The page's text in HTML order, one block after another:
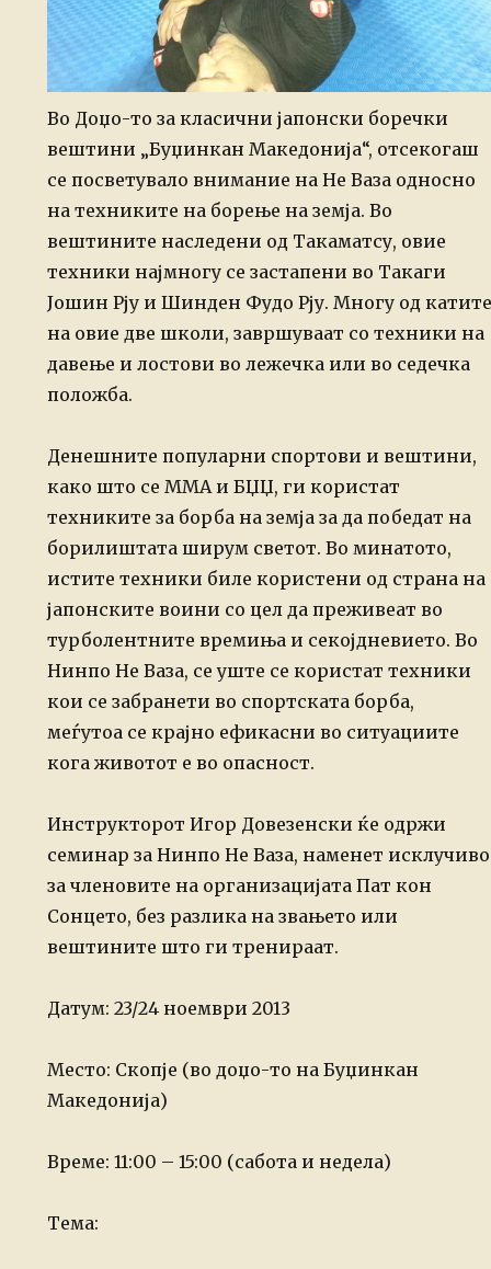
Во Доџо-то за класични јапонски боречки
вештини „Буџинкан Македонија“, отсекогаш
се посветувало внимание на Не Ваза односно
на техниките на борење на земја. Во
вештините наследени од Такаматсу, овие
техники најмногу се застапени во Такаги
Јошин Рју и Шинден Фудо Рју. Многу од катите
на овие две школи, завршуваат со техники на
давење и лостови во лежечка или во седечка
положба.
Денешните популарни спортови и вештини,
како што се ММА и БЏЏ, ги користат
техниките за борба на земја за да победат на
борилиштата ширум светот. Во минатото,
истите техники биле користени од страна на
јапонските воини со цел да преживеат во
турболентните времиња и секојдневието. Во
Нинпо Не Ваза, се уште се користат техники
кои се забранети во спортската борба,
меѓутоа се крајно ефикасни во ситуациите
кога животот е во опасност.
Инструкторот Игор Довезенски ќе одржи
семинар за Нинпо Не Ваза, наменет исклучиво
за членовите на организацијата Пат кон
Сонцето, без разлика на звањето или
вештините што ги тренираат.
Датум: 23/24 ноември 2013
Место: Скопје (во доџо-то на Буџинкан
Македонија)
Време: 11:00 – 15:00 (сабота и недела)
Тема: